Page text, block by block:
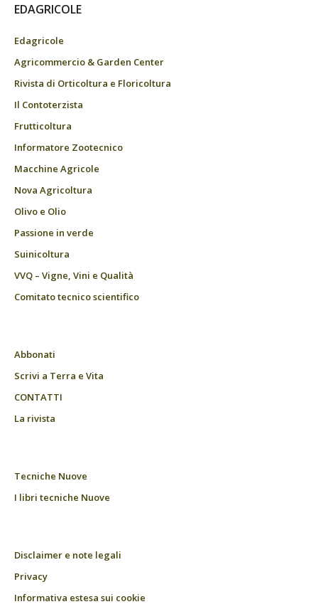
EDAGRICOLE
Edagricole
Agricommercio & Garden Center
Rivista di Orticoltura e Floricoltura
Il Contoterzista
Frutticoltura
Informatore Zootecnico
Macchine Agricole
Nova Agricoltura
Olivo e Olio
Passione in verde
Suinicoltura
VVQ – Vigne, Vini e Qualità
Comitato tecnico scientifico
Abbonati
Scrivi a Terra e Vita
CONTATTI
La rivista
Tecniche Nuove
I libri tecniche Nuove
Disclaimer e note legali
Privacy
Informativa estesa sui cookie